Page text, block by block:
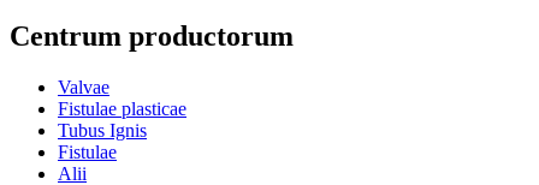
Centrum productorum
Valvae
Fistulae plasticae
Tubus Ignis
Fistulae
Alii